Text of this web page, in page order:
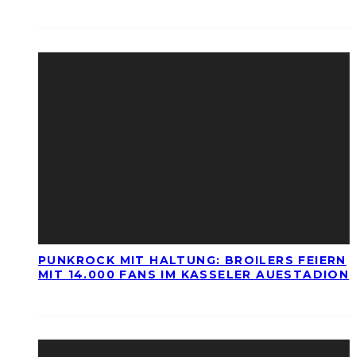
PUNKROCK MIT HALTUNG: BROILERS FEIERN
MIT 14.000 FANS IM KASSELER AUESTADION